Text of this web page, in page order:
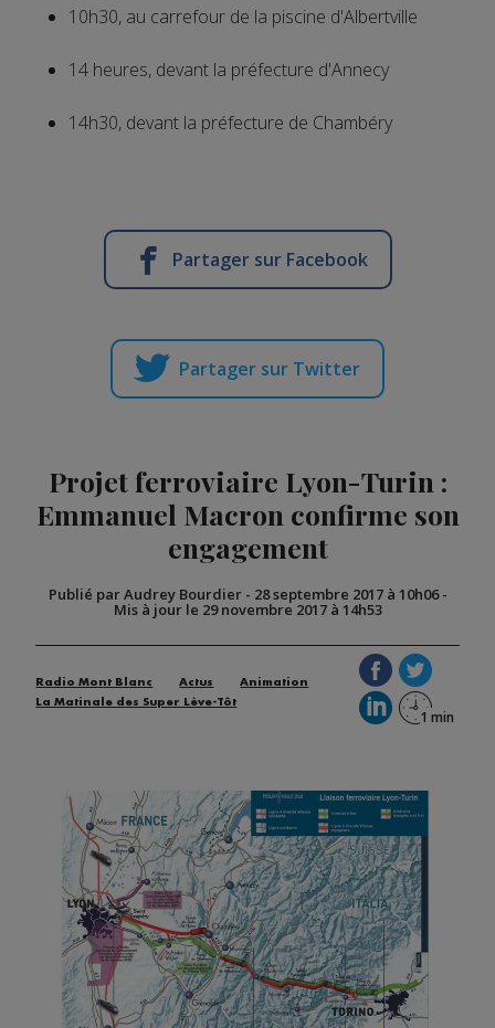
10h30, au carrefour de la piscine d'Albertville
14 heures, devant la préfecture d'Annecy
14h30, devant la préfecture de Chambéry
Partager sur Facebook
Partager sur Twitter
Projet ferroviaire Lyon-Turin :
Emmanuel Macron confirme son
engagement
Publié par Audrey Bourdier- 28 septembre 2017 à 10h06-
Mis à jour le 29 novembre 2017 à 14h53
Radio Mont Blanc Actus
Animation
La Matinale des Super Lève-Tôt